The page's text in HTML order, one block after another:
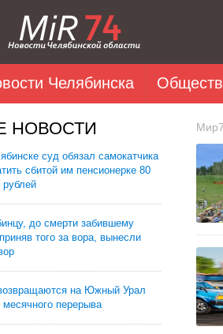
Челябинска
НОВОСТИ
суд обязал самокатчика
сбитой им пенсионерке 80
рублей
до смерти забившему
того за вора, вынесли
на Южный Урал
месячного перерыва